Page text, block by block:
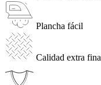
Plancha fácil
Calidad extra fina